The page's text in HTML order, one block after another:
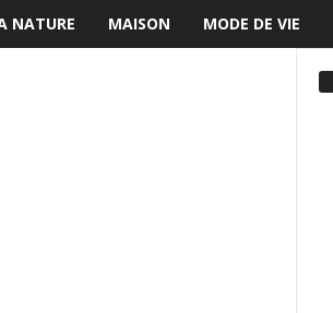
NATURE MAISON MODE DE VIE